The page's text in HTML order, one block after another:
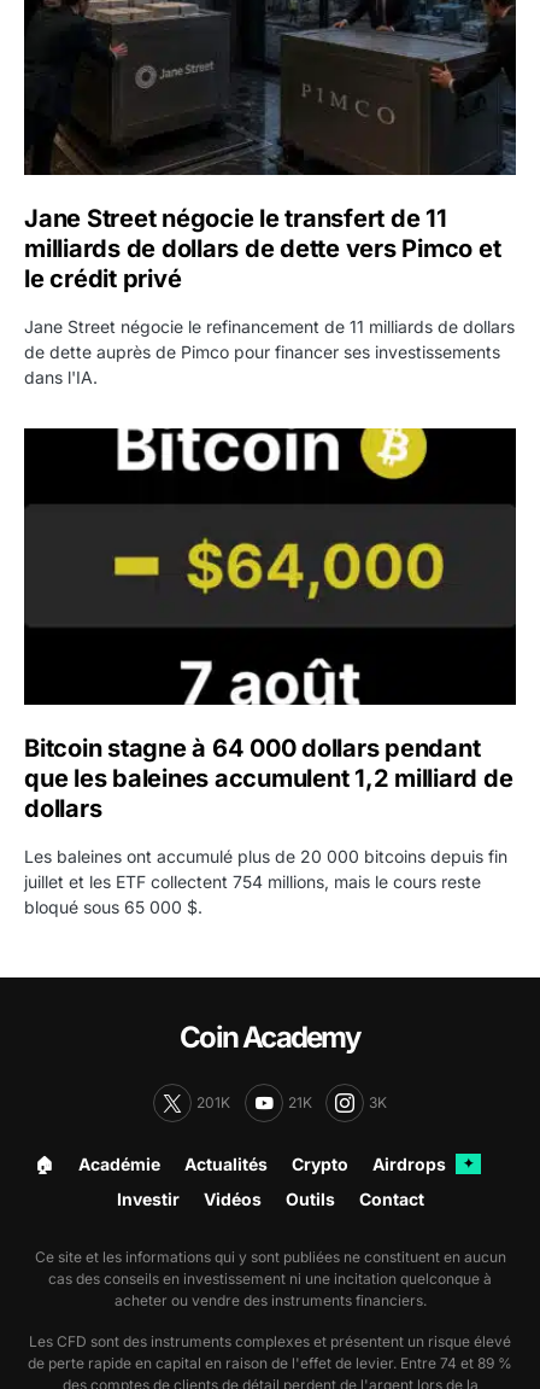
Jane Street négocie le transfert de 11
milliards de dollars de dette vers Pimco et
le crédit privé
Jane Street négocie le refinancement de 11 milliards de dollars
de dette auprès de Pimco pour financer ses investissements
dans l'IA.
Bitcoin stagne à 64 000 dollars pendant que les
Bitcoin stagne à 64 000 dollars pendant
que les baleines accumulent 1,2 milliard de
dollars
Les baleines ont accumulé plus de 20 000 bitcoins depuis fin
juillet et les ETF collectent 754 millions, mais le cours reste
bloqué sous 65 000 $.
Coin Academy
201K 21K 3K
🏠︎ Académie Actualités Crypto Airdrops ✦
Investir Vidéos Outils Contact
Ce site et les informations qui y sont publiées ne constituent en aucun
cas des conseils en investissement ni une incitation quelconque à
acheter ou vendre des instruments financiers.
Les CFD sont des instruments complexes et présentent un risque élevé
de perte rapide en capital en raison de l'effet de levier. Entre 74 et 89 %
des comptes de clients de détail perdent de l'argent lors de la